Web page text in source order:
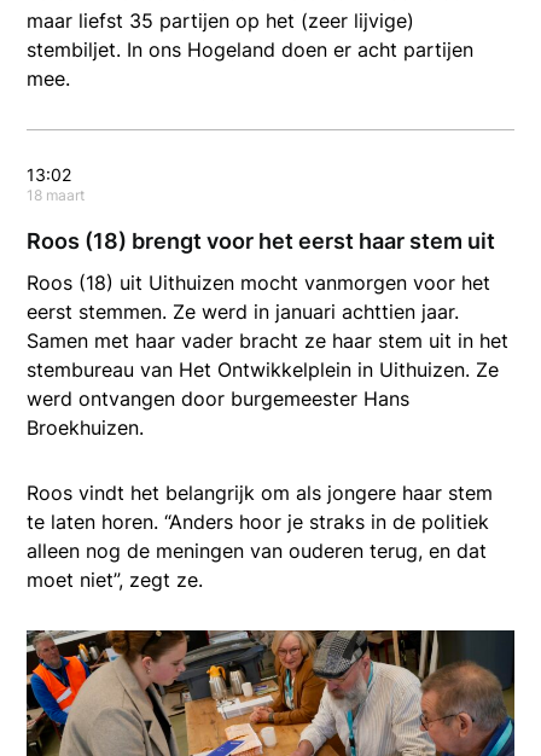
maar liefst 35 partijen op het (zeer lijvige)
stembiljet. In ons Hogeland doen er acht partijen
mee.
13:02
18 maart
Roos (18) brengt voor het eerst haar stem uit
Roos (18) uit Uithuizen mocht vanmorgen voor het
eerst stemmen. Ze werd in januari achttien jaar.
Samen met haar vader bracht ze haar stem uit in het
stembureau van Het Ontwikkelplein in Uithuizen. Ze
werd ontvangen door burgemeester Hans
Broekhuizen.
Roos vindt het belangrijk om als jongere haar stem
te laten horen. “Anders hoor je straks in de politiek
alleen nog de meningen van ouderen terug, en dat
moet niet”, zegt ze.